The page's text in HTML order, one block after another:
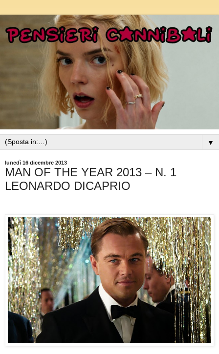
▼
lunedì 16 dicembre 2013
MAN OF THE YEAR 2013 – N. 1
LEONARDO DICAPRIO